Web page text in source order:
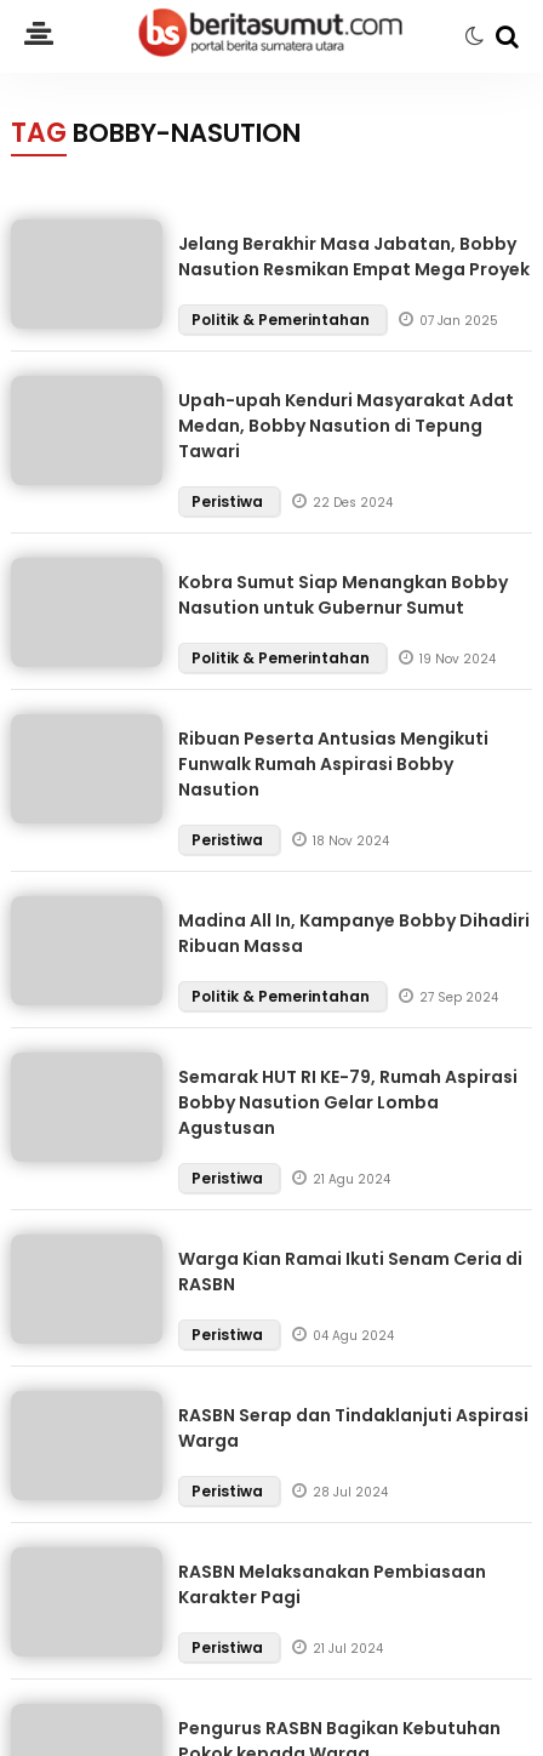
TAG BOBBY-NASUTION
Jelang Berakhir Masa Jabatan, Bobby
Nasution Resmikan Empat Mega Proyek
Politik & Pemerintahan 07 Jan 2025
Upah-upah Kenduri Masyarakat Adat
Medan, Bobby Nasution di Tepung
Tawari
Peristiwa 22 Des 2024
Kobra Sumut Siap Menangkan Bobby
Nasution untuk Gubernur Sumut
Politik & Pemerintahan 19 Nov 2024
Ribuan Peserta Antusias Mengikuti
Funwalk Rumah Aspirasi Bobby
Nasution
Peristiwa 18 Nov 2024
Madina All In, Kampanye Bobby Dihadiri
Ribuan Massa
Politik & Pemerintahan 27 Sep 2024
Semarak HUT RI KE-79, Rumah Aspirasi
Bobby Nasution Gelar Lomba
Agustusan
Peristiwa 21 Agu 2024
Warga Kian Ramai Ikuti Senam Ceria di
RASBN
Peristiwa 04 Agu 2024
RASBN Serap dan Tindaklanjuti Aspirasi
Warga
Peristiwa 28 Jul 2024
RASBN Melaksanakan Pembiasaan
Karakter Pagi
Peristiwa 21 Jul 2024
Pengurus RASBN Bagikan Kebutuhan